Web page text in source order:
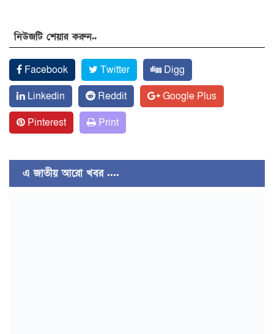
নিউজটি শেয়ার করুন..
Facebook Twitter
Digg
Linkedin
Reddit
Google Plus
Pinterest
Print
এ জাতীয় আরো খবর ....